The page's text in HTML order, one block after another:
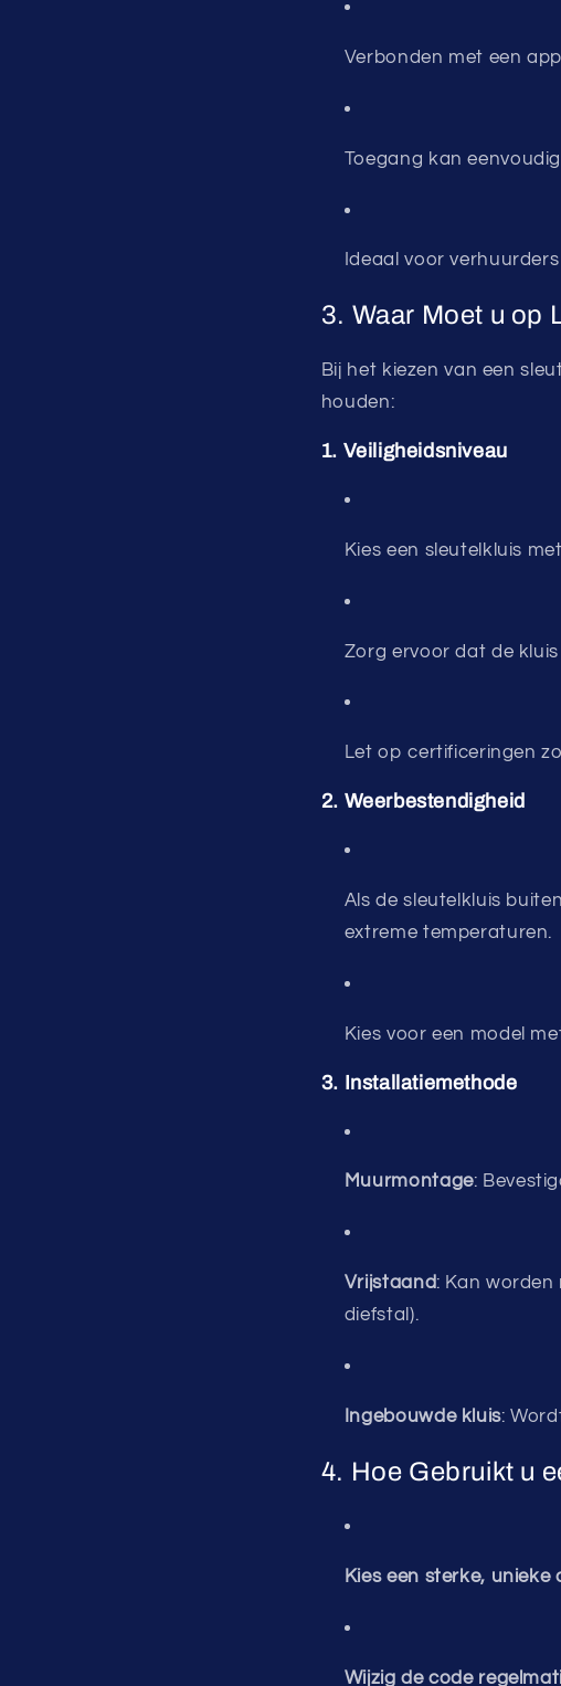
Verbonden met een
Toegang kan
Ideaal voor
3. Waar Moet u op
Bij het kiezen van een
houden:
1. Veiligheidsniveau
Kies een sleutelkluis
Zorg ervoor dat de
Let op certificeringen
2. Weerbestendigheid
Als de sleutelkluis
extreme temperaturen.
Kies voor een model
3. Installatiemethode
Muurmontage:
Vrijstaand: Kan
diefstal).
Ingebouwde kluis:
4. Hoe Gebruikt u
Kies een sterke, unieke
Wijzig de code